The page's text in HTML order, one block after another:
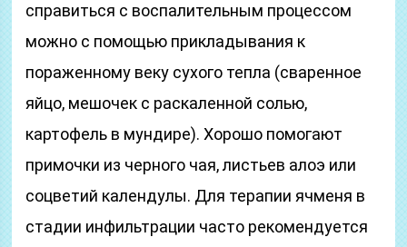
справиться с воспалительным процессом
можно с помощью прикладывания к
пораженному веку сухого тепла (сваренное
яйцо, мешочек с раскаленной солью,
картофель в мундире). Хорошо помогают
примочки из черного чая, листьев алоэ или
соцветий календулы. Для терапии ячменя в
стадии инфильтрации часто рекомендуется